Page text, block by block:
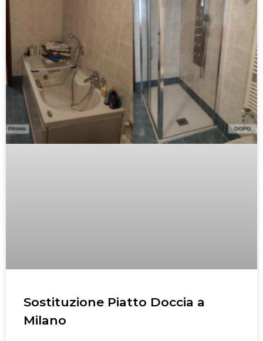
Sostituzione Piatto Doccia a
Milano